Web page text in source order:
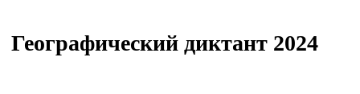
Географический диктант 2024